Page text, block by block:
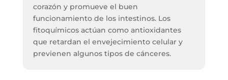
corazón y promueve el buen
funcionamiento de los intestinos. Los
fitoquímicos actúan como antioxidantes
que retardan el envejecimiento celular y
previenen algunos tipos de cánceres.